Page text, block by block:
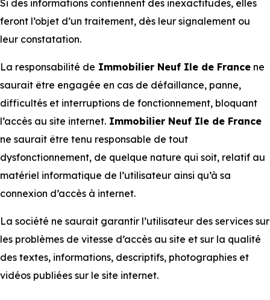
Si des informations contiennent des inexactitudes, elles
feront l’objet d’un traitement, dès leur signalement ou
leur constatation.
La responsabilité de Immobilier Neuf Ile de France ne
saurait être engagée en cas de défaillance, panne,
difficultés et interruptions de fonctionnement, bloquant
l’accès au site internet. Immobilier Neuf Ile de France
ne saurait être tenu responsable de tout
dysfonctionnement, de quelque nature qui soit, relatif au
matériel informatique de l’utilisateur ainsi qu’à sa
connexion d’accès à internet.
La société ne saurait garantir l’utilisateur des services sur
les problèmes de vitesse d’accès au site et sur la qualité
des textes, informations, descriptifs, photographies et
vidéos publiées sur le site internet.